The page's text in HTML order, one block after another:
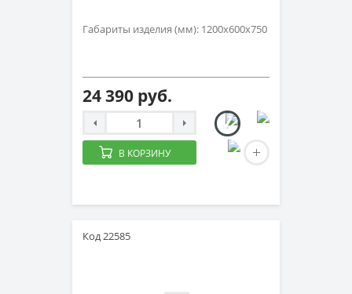
Габариты изделия (мм): 1200х600х750
24 390 руб.
В КОРЗИНУ
Код 22585